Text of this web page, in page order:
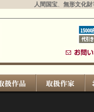
人間国宝、 無形文化財